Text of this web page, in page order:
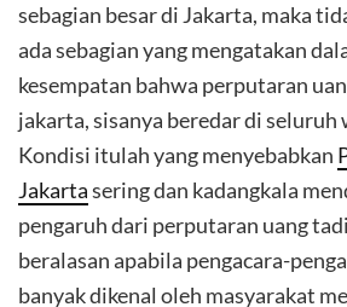
sebagian besar di Jakarta, maka
ada sebagian yang mengatakan
kesempatan bahwa perputaran
jakarta, sisanya beredar di seluruh
Kondisi itulah yang menyebabkan
Jakartasering dan kadangkala
pengaruh dari perputaran uang
beralasan apabila pengacara-
banyak dikenal oleh masyarakat